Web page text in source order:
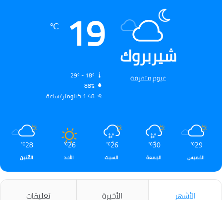
شيربروك
غيوم متفرقة
19
℃
88%
1.48 كيلومتر/ساعة
29
℃
الخميس
30
℃
الجمعة
26
℃
السبت
26
℃
الأحد
28
℃
الأثنين
الأشهر الأخيرة تعليقات